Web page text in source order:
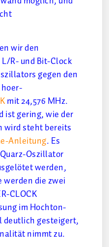
wir den
R- und Bit-Clock
gegen den
mit 24,576 MHz.
ist gering, wie der
wird steht bereits
Anleitung. Es
Oszillator
werden,
die zwei
CLOCK
im Hochton-
deutlich gesteigert,
nimmt zu.